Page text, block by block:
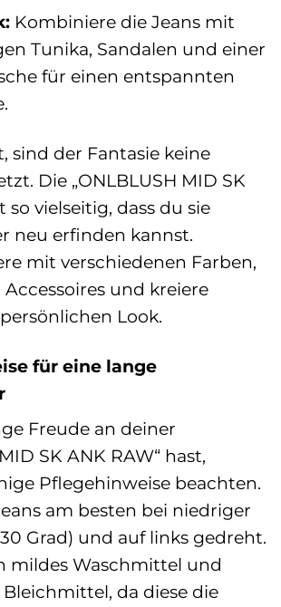
Kombiniere die Jeans mit
Tunika, Sandalen und einer
für einen entspannten
sind der Fantasie keine
Die „ONLBLUSH MID SK
so vielseitig, dass du sie
neu erfinden kannst.
mit verschiedenen Farben,
und kreiere
Look.
für eine lange
Freude an deiner
SK ANK RAW“ hast,
Pflegehinweise beachten.
am besten bei niedriger
Grad) und auf links gedreht.
mildes Waschmittel und
da diese die